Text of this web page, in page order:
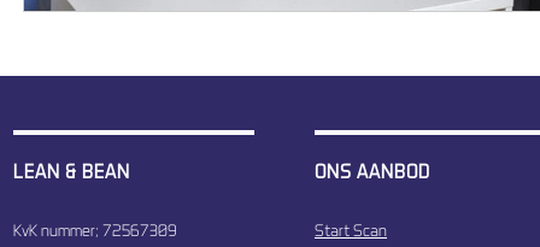
LEAN & BEAN
KvK nummer; 72567309
ONS AANBOD
Start Scan